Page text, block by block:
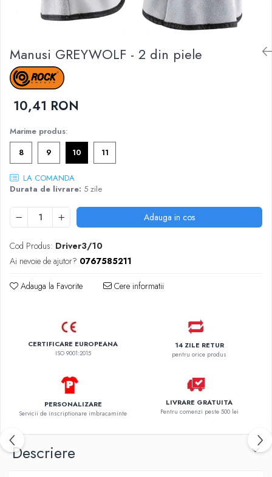
JACHETE DE LUCRU
JACHETE VATUITE
INDUSTRIA ALIMENTARA
IMBRACAMINTE ANTICHIMICA |
MULTIRISC
CAMASI
FESURI, SEPCI, CAPISOANE
FLEECE
Manusi GREYWOLF - 2 din piele
10,41 RON
Marime produs:
8
9 10 11
LA COMANDA
Durata de livrare: 5 zile
Adauga in cos
Cod Produs: Driver3/10
Ai nevoie de ajutor? 0767585211
Adauga la Favorite Cere informatii
CERTIFICARE EUROPEANA
ISO 9001:2015
14 ZILE RETUR
pentru orice produs
PERSONALIZARE
Servicii de inscriptionare imbracaminte
LIVRARE GRATUITA
Pentru comenzi peste 500 lei
Descriere